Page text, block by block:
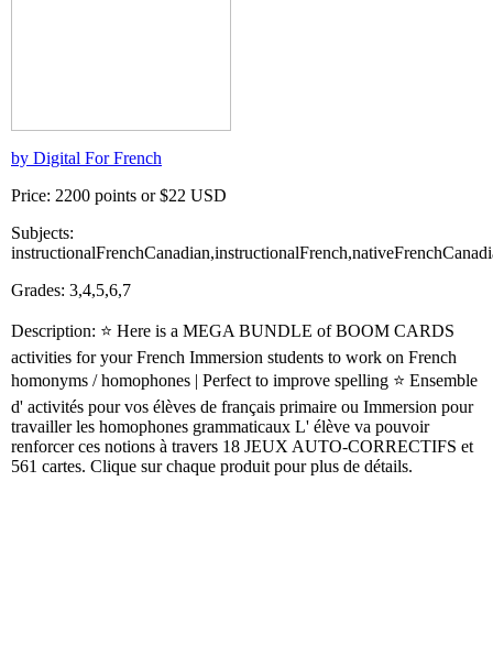
by Digital For French
Price: 2200 points or $22 USD
Subjects:
Grades: 3,4,5,6,7
Description: ⭐ Here is a MEGA BUNDLE of BOOM CARDS
activities for your French Immersion students to work on French
homonyms / homophones | Perfect to improve spelling ⭐ Ensemble
d' activités pour vos élèves de français primaire ou Immersion pour
travailler les homophones grammaticaux L' élève va pouvoir
renforcer ces notions à travers 18 JEUX AUTO-CORRECTIFS et
561 cartes. Clique sur chaque produit pour plus de détails.